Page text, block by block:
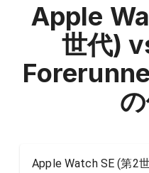
Apple
世代)
Apple Watch SE (第2